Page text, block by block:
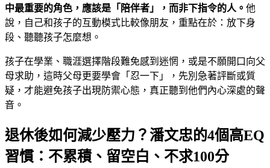
中最重要的角色，應該是「陪伴者」，而非下指令的人。 他
說，自己和孩子的互動模式比較像朋友，重點在於：放下身
段、聽聽孩子怎麼想。
孩子在學業、職涯選擇階段難免感到迷惘，或是不願開口向父
母求助，這時父母更要學會「忍一下」，先別急著評斷或質
疑，才能避免孩子出現防禦心態，真正聽到他們內心深處的聲
音。
退休後如何減少壓力？潘文忠的4個高EQ
習慣：不累積、留空白、不求100分